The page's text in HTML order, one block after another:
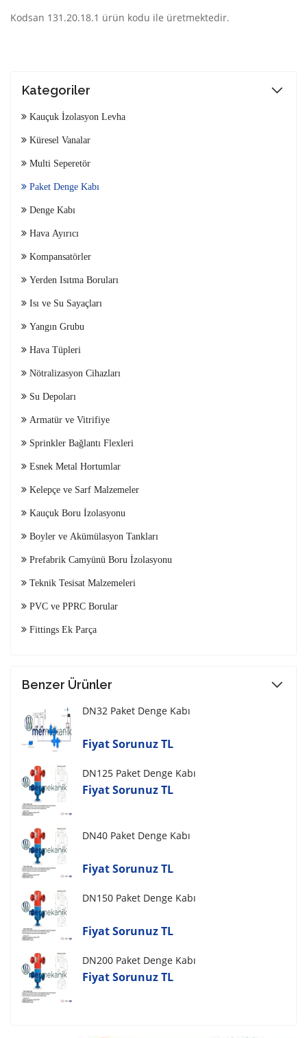
Kodsan 131.20.18.1 ürün kodu ile üretmektedir.
Kategoriler
Kauçuk İzolasyon Levha
Küresel Vanalar
Multi Seperetör
Paket Denge Kabı
Denge Kabı
Hava Ayırıcı
Kompansatörler
Yerden Isıtma Boruları
Isı ve Su Sayaçları
Yangın Grubu
Hava Tüpleri
Nötralizasyon Cihazları
Su Depoları
Armatür ve Vitrifiye
Sprinkler Bağlantı Flexleri
Esnek Metal Hortumlar
Kelepçe ve Sarf Malzemeler
Kauçuk Boru İzolasyonu
Boyler ve Akümülasyon Tankları
Prefabrik Camyünü Boru İzolasyonu
Teknik Tesisat Malzemeleri
PVC ve PPRC Borular
Fittings Ek Parça
Benzer Ürünler
DN32 Paket Denge Kabı
Fiyat Sorunuz TL
DN125 Paket Denge Kabı
Fiyat Sorunuz TL
DN40 Paket Denge Kabı
Fiyat Sorunuz TL
DN150 Paket Denge Kabı
Fiyat Sorunuz TL
DN200 Paket Denge Kabı
Fiyat Sorunuz TL